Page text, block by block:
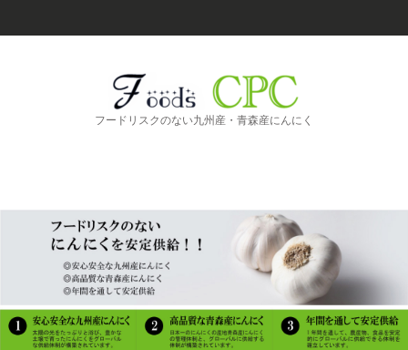
フードリスクのない九州産・青森産にんにく